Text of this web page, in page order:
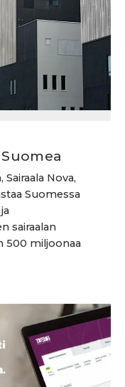
Nova,
Suomessa
sairaalan
500 miljoonaa